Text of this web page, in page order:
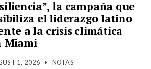
la campaña que
el liderazgo latino
a la crisis climática
Miami
1, 2026 • NOTAS